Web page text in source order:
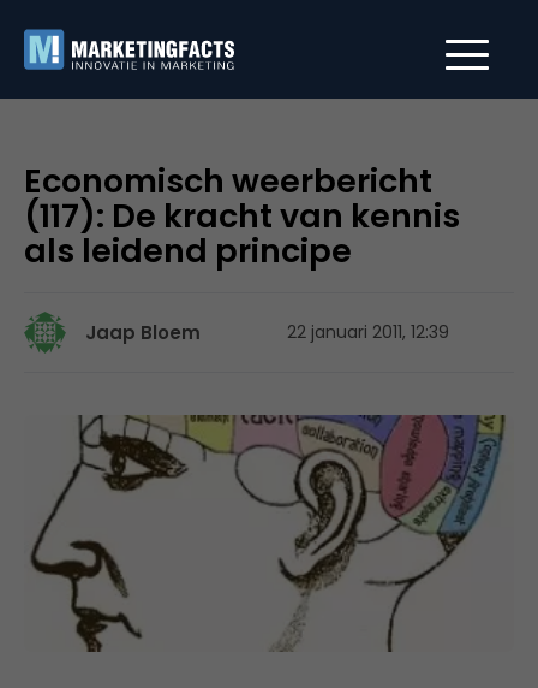
Economisch weerbericht
(117): De kracht van kennis
als leidend principe
Jaap Bloem 22 januari 2011, 12:39